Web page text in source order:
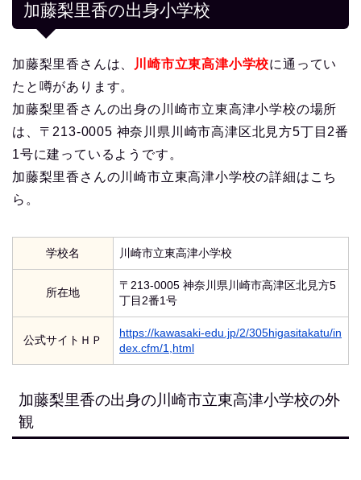
加藤梨里香の出身小学校
加藤梨里香さんは、 川崎市立東高津小学校に通ってい
たと噂があります。
加藤梨里香さんの出身の川崎市立東高津小学校の場所
は、〒213-0005 神奈川県川崎市高津区北見方5丁目2番
1号に建っているようです。
加藤梨里香さんの川崎市立東高津小学校の詳細はこち
ら。
学校名 川崎市立東高津小学校
所在地
〒213-0005 神奈川県川崎市高津区北見方5
丁目2番1号
公式サイトＨＰ
https://kawasaki-edu.jp/2/305higasitakatu/in
dex.cfm/1,html
加藤梨里香の出身の川崎市立東高津小学校の外
観